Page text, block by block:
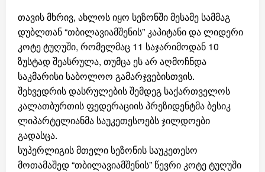
თავის მხრივ, ახლოს იყო სეზონში მესამე სამმაგ
დუბლთან “თბილავიამშენის” კაპიტანი და ლიდერი
კოტე ტუღუში, რომელმაც 11 საჯარიმოდან 10
ზუსტად შეასრულა, თუმცა ეს არ აღმოჩნდა
საკმარისი საბოლოო გამარჯვებისთვის.
შეხვედრის დასრულების შემდეგ საქართველოს
კალათბურთის ფედერაციის პრეზიდენტმა ბესიკ
ლიპარტელიანმა საუკეთესოებს ჯილდოები
გადასცა.
სუპერლიგის მთელი სეზონის საუკეთესო
მოთამაშედ “თბილავიამშენის” წევრი კოტე ტუღუში